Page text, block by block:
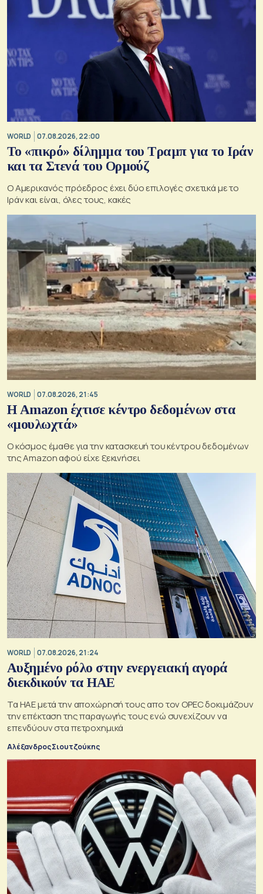
WORLD 07.08.2026, 22:00
Το «πικρό» δίλημμα του Τραμπ για το Ιράν
και τα Στενά του Ορμούζ
Ο Αμερικανός πρόεδρος έχει δύο επιλογές σχετικά με το
Ιράν και είναι, όλες τους, κακές
WORLD 07.08.2026, 21:45
Η Amazon έχτισε κέντρο δεδομένων στα
«μουλωχτά»
Ο κόσμος έμαθε για την κατασκευή του κέντρου δεδομένων
της Amazon αφού είχε ξεκινήσει
WORLD 07.08.2026, 21:24
Αυξημένο ρόλο στην ενεργειακή αγορά
διεκδικούν τα ΗΑΕ
Τα ΗΑΕ μετά την αποχώρησή τους απο τον OPEC δοκιμάζουν
την επέκταση της παραγωγής τους ενώ συνεχίζουν να
επενδύουν στα πετροχημικά
Αλέξανδρος Σιουτζούκης